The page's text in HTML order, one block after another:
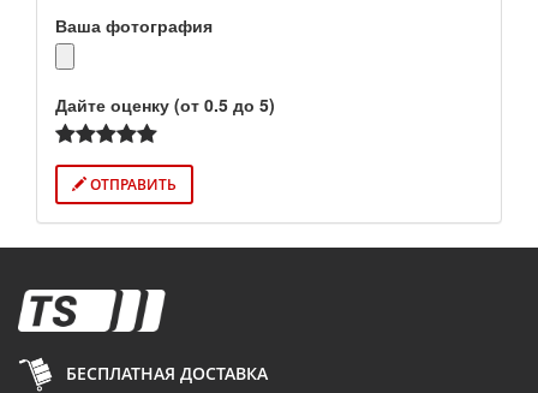
Ваша фотография
Дайте оценку (от 0.5 до 5)
ОТПРАВИТЬ
БЕСПЛАТНАЯ ДОСТАВКА